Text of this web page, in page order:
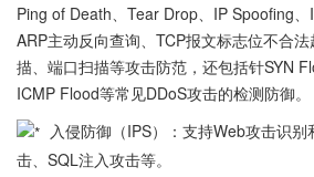
Ping of Death、Tear Drop、IP Spoofing、
ARP主动反向查询、TCP报文标志位不合
描、端口扫描等攻击防范，还包括针SYN
ICMP Flood等常见DDoS攻击的检测防御。
入侵防御（IPS）：支持Web攻击识
击、SQL注入攻击等。